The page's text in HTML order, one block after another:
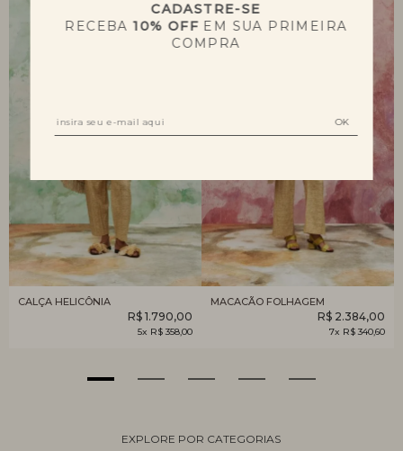
CALÇA HELICÔNIA
R$ 1.790,00
5x R$ 358,00
MACACÃO FOLHAGEM
R$ 2.384,00
7x R$ 340,60
EXPLORE POR CATEGORIAS
CADASTRE-SE
RECEBA10% OFFEM SUA PRIMEIRA
COMPRA